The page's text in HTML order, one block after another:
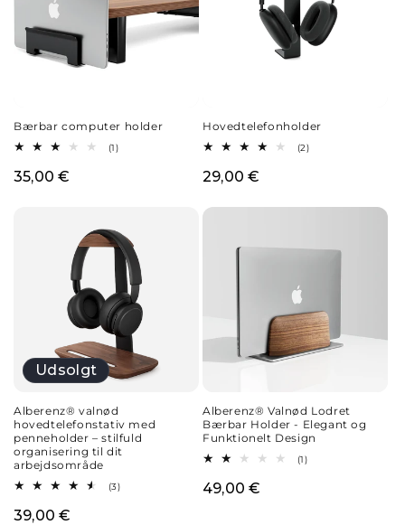
Bærbar computer holder
(1)1
Normalpris
35,00 €
Hovedtelefonholder
(2)2
Normalpris
29,00 €
Udsolgt
Alberenz® valnød
hovedtelefonstativ med
penneholder – stilfuld
organisering til dit
arbejdsområde
(3)3
Normalpris
39,00 €
Alberenz® Valnød Lodret
Bærbar Holder - Elegant og
Funktionelt Design
(1)1
Normalpris
49,00 €